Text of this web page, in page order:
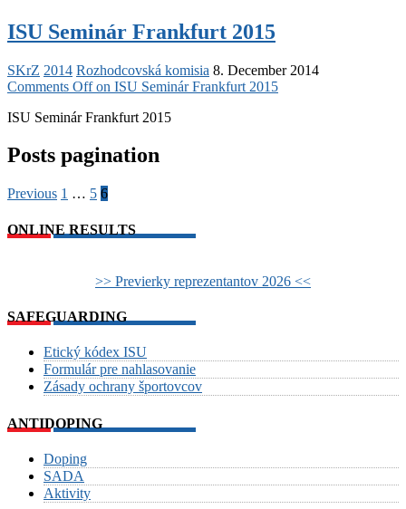
ISU Seminár Frankfurt 2015
SKrZ 2014 Rozhodcovská komisia 8. December 2014
Comments Offon ISU Seminár Frankfurt 2015
ISU Seminár Frankfurt 2015
Posts pagination
Previous 1 … 5 6
ONLINE RESULTS
>> Previerky reprezentantov 2026 <<
SAFEGUARDING
Etický kódex ISU
Formulár pre nahlasovanie
Zásady ochrany športovcov
ANTIDOPING
Doping
SADA
Aktivity